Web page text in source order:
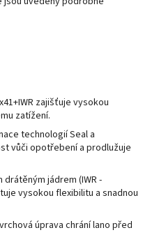
zajišťuje vysokou
zatížení.
technologií Seal a
vůči opotřebení a prodlužuje
jádrem (IWR -
vysokou flexibilitu a snadnou
úprava chrání lano před